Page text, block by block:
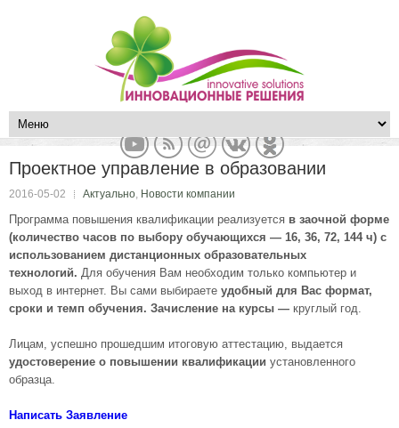
Проектное управление в образовании
2016-05-02 Актуально, Новости компании
Программа повышения квалификации реализуется в заочной форме
(количество часов по выбору обучающихся — 16, 36, 72, 144 ч) с
использованием дистанционных образовательных
технологий. Для обучения Вам необходим только компьютер и
выход в интернет. Вы сами выбираете удобный для Вас формат,
сроки и темп обучения. Зачисление на курсы — круглый год.
Лицам, успешно прошедшим итоговую аттестацию, выдается
удостоверение о повышении квалификации установленного
образца.
Написать Заявление